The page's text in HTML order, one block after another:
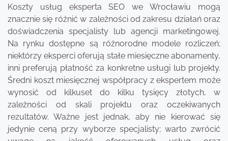
Koszty usług eksperta SEO we Wrocławiu mogą
znacznie się różnić w zależności od zakresu działań oraz
doświadczenia specjalisty lub agencji marketingowej.
Na rynku dostępne są różnorodne modele rozliczeń;
niektórzy eksperci oferują stałe miesięczne abonamenty,
inni preferują płatność za konkretne usługi lub projekty.
Średni koszt miesięcznej współpracy z ekspertem może
wynosić od kilkuset do kilku tysięcy złotych, w
zależności od skali projektu oraz oczekiwanych
rezultatów. Ważne jest jednak, aby nie kierować się
jedynie ceną przy wyborze specjalisty; warto zwrócić